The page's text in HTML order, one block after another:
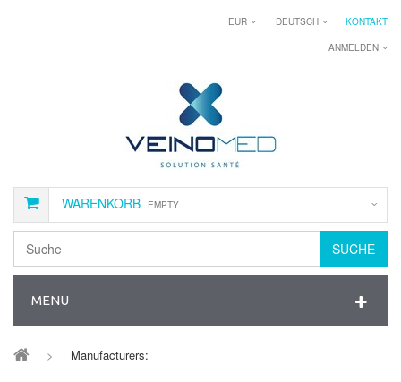
KONTAKT
DEUTSCH
EUR
ANMELDEN
WARENKORB EMPTY
SUCHE
MENU
> Manufacturers: